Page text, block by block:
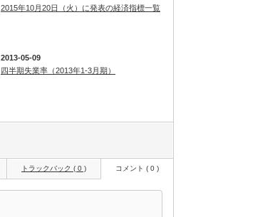
2015年10月20日（火）に発表の経済指標一覧
2013-05-09
四半期失業率（2013年1-3月期）
トラックバック ( 0 ) コメント ( 0 )